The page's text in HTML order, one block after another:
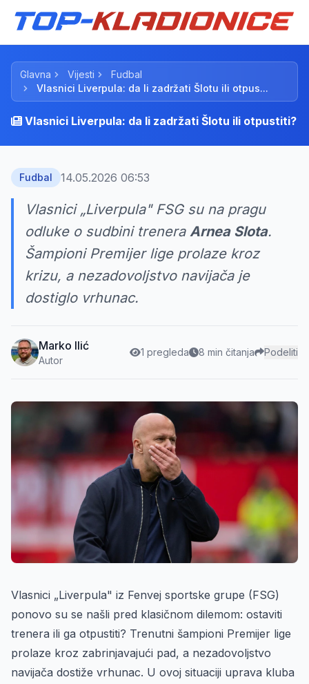
Glavna Vijesti
Fudbal
Vlasnici Liverpula: da li zadržati Šlotu ili otpus...
Vlasnici Liverpula: da li zadržati Šlotu ili otpustiti?
Fudbal 14.05.2026 06:53
Vlasnici „Liverpula" FSG su na pragu
odluke o sudbini trenera Arnea Slota.
Šampioni Premijer lige prolaze kroz
krizu, a nezadovoljstvo navijača je
dostiglo vrhunac.
Marko Ilić
Autor
1 pregleda 8 min čitanja Podeliti
Vlasnici „Liverpula" iz Fenvej sportske grupe (FSG)
ponovo su se našli pred klasičnom dilemom: ostaviti
trenera ili ga otpustiti? Trenutni šampioni Premijer lige
prolaze kroz zabrinjavajući pad, a nezadovoljstvo
navijača dostiže vrhunac. U ovoj situaciji uprava kluba